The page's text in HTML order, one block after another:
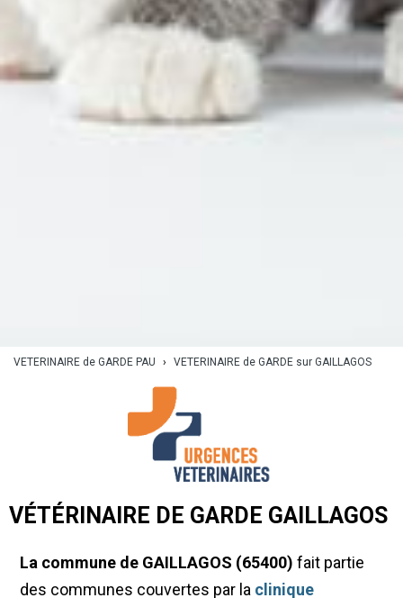
VETERINAIRE de GARDE PAU › VETERINAIRE de GARDE sur GAILLAGOS
VÉTÉRINAIRE DE GARDE GAILLAGOS
La commune de GAILLAGOS (65400) fait partie
des communes couvertes par la clinique